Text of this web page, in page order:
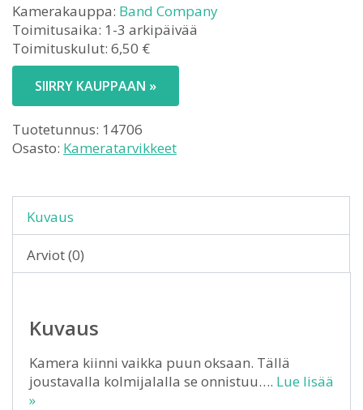
Kamerakauppa: Band Company
Toimitusaika: 1-3 arkipäivää
Toimituskulut: 6,50 €
SIIRRY KAUPPAAN »
Tuotetunnus: 14706
Osasto: Kameratarvikkeet
Kuvaus
Arviot (0)
Kuvaus
Kamera kiinni vaikka puun oksaan. Tällä
joustavalla kolmijalalla se onnistuu…. Lue lisää
»